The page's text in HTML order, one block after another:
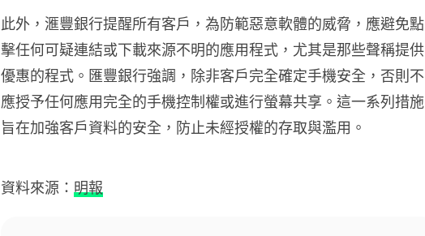
此外，滙豐銀行提醒所有客戶，為防範惡意軟體的威脅，應避免點
擊任何可疑連結或下載來源不明的應用程式，尤其是那些聲稱提供
優惠的程式。匯豐銀行強調，除非客戶完全確定手機安全，否則不
應授予任何應用完全的手機控制權或進行螢幕共享。這一系列措施
旨在加強客戶資料的安全，防止未經授權的存取與濫用。
資料來源： 明報